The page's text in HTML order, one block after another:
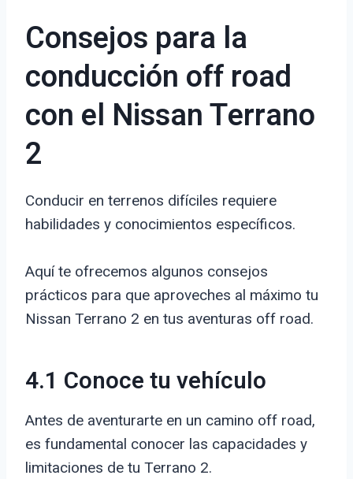
Consejos para la
conducción off road
con el Nissan Terrano
2
Conducir en terrenos difíciles requiere
habilidades y conocimientos específicos.
Aquí te ofrecemos algunos consejos
prácticos para que aproveches al máximo tu
Nissan Terrano 2 en tus aventuras off road.
4.1 Conoce tu vehículo
Antes de aventurarte en un camino off road,
es fundamental conocer las capacidades y
limitaciones de tu Terrano 2.